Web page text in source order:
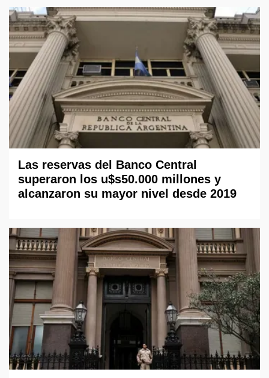
Las reservas del Banco Central
superaron los u$s50.000 millones y
alcanzaron su mayor nivel desde 2019